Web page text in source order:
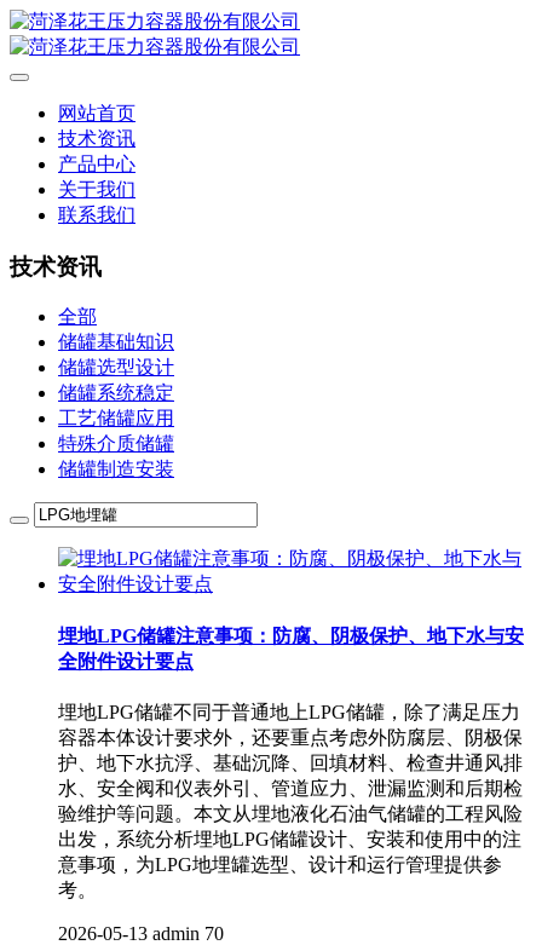
网站首页
技术资讯
产品中心
关于我们
联系我们
技术资讯
全部
储罐基础知识
储罐选型设计
储罐系统稳定
工艺储罐应用
特殊介质储罐
储罐制造安装
埋地LPG储罐注意事项：防腐、阴极保护、地下水与安
全附件设计要点
埋地LPG储罐不同于普通地上LPG储罐，除了满足压力
容器本体设计要求外，还要重点考虑外防腐层、阴极保
护、地下水抗浮、基础沉降、回填材料、检查井通风排
水、安全阀和仪表外引、管道应力、泄漏监测和后期检
验维护等问题。本文从埋地液化石油气储罐的工程风险
出发，系统分析埋地LPG储罐设计、安装和使用中的注
意事项，为LPG地埋罐选型、设计和运行管理提供参
考。
2026-05-13 admin 70